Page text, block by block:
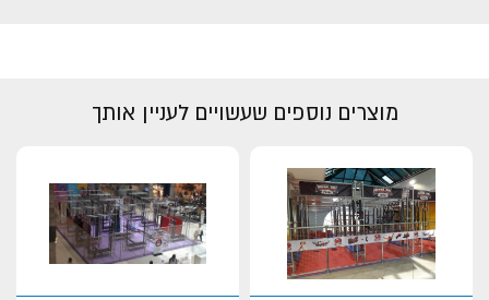
מוצרים נוספים שעשויים לעניין אותך